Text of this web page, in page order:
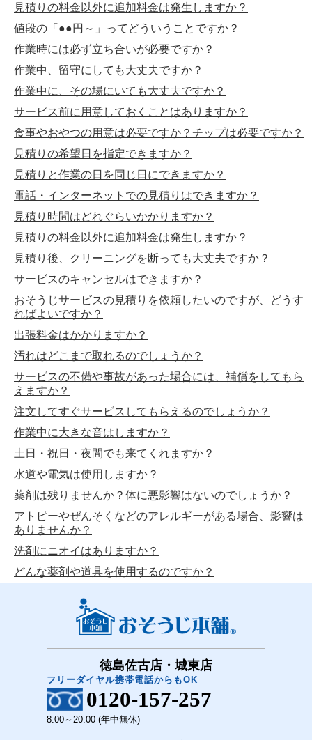
見積りの料金以外に追加料金は発生しますか？
値段の「●●円～」ってどういうことですか？
作業時には必ず立ち合いが必要ですか？
作業中、留守にしても大丈夫ですか？
作業中に、その場にいても大丈夫ですか？
サービス前に用意しておくことはありますか？
食事やおやつの用意は必要ですか？チップは必要ですか？
見積りの希望日を指定できますか？
見積りと作業の日を同じ日にできますか？
電話・インターネットでの見積りはできますか？
見積り時間はどれぐらいかかりますか？
見積りの料金以外に追加料金は発生しますか？
見積り後、クリーニングを断っても大丈夫ですか？
サービスのキャンセルはできますか？
おそうじサービスの見積りを依頼したいのですが、どうす
ればよいですか？
出張料金はかかりますか？
汚れはどこまで取れるのでしょうか？
サービスの不備や事故があった場合には、補償をしてもら
えますか？
注文してすぐサービスしてもらえるのでしょうか？
作業中に大きな音はしますか？
土日・祝日・夜間でも来てくれますか？
水道や電気は使用しますか？
薬剤は残りませんか？体に悪影響はないのでしょうか？
アトピーやぜんそくなどのアレルギーがある場合、影響は
ありませんか？
洗剤にニオイはありますか？
どんな薬剤や道具を使用するのですか？
徳島佐古店・城東店
フリーダイヤル携帯電話からもOK
0120-157-257
8:00～20:00 (年中無休)